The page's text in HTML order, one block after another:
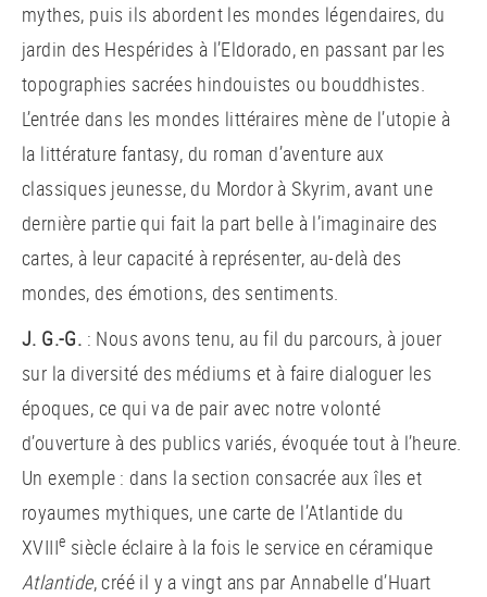
mythes, puis ils abordent les mondes légendaires, du
jardin des Hespérides à l’Eldorado, en passant par les
topographies sacrées hindouistes ou bouddhistes.
L’entrée dans les mondes littéraires mène de l’utopie à
la littérature fantasy, du roman d’aventure aux
classiques jeunesse, du Mordor à Skyrim, avant une
dernière partie qui fait la part belle à l’imaginaire des
cartes, à leur capacité à représenter, au-delà des
mondes, des émotions, des sentiments.
J. G.-G. : Nous avons tenu, au fil du parcours, à jouer
sur la diversité des médiums et à faire dialoguer les
époques, ce qui va de pair avec notre volonté
d’ouverture à des publics variés, évoquée tout à l’heure.
Un exemple : dans la section consacrée aux îles et
royaumes mythiques, une carte de l’Atlantide du
XVIIIe siècle éclaire à la fois le service en céramique
Atlantide, créé il y a vingt ans par Annabelle d’Huart